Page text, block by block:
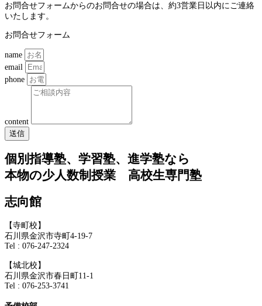
お問合せフォームからのお問合せの場合は、約3営業日以内にご連絡
いたします。
お問合せフォーム
name
email
phone
content
送信
個別指導塾、学習塾、進学塾なら
本物の少人数制授業 高校生専門塾
志向館
【寺町校】
石川県金沢市寺町4-19-7
Tel : 076-247-2324
【城北校】
石川県金沢市春日町11-1
Tel : 076-253-3741